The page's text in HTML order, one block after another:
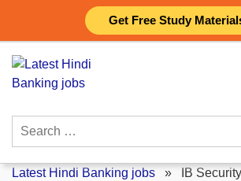
Get Free Study
content
Search
Latest Hindi Banking jobs »
IB